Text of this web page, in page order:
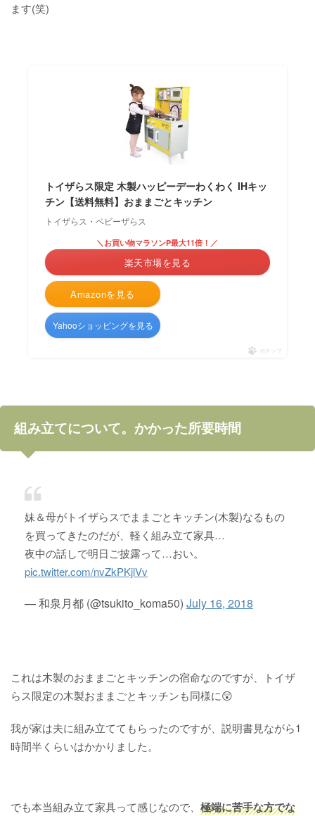
ます(笑)
トイザらス限定 木製ハッピーデーわくわく IHキッ
チン【送料無料】おままごとキッチン
トイザらス・ベビーザらス
Amazonを見る
＼お買い物マラソンP最大11倍！／
楽天市場を見る
Yahooショッピングを見る
ポチップ
組み立てについて。かかった所要時間
妹＆母がトイザらスでままごとキッチン(木製)なるもの
を買ってきたのだが、軽く組み立て家具…
夜中の話しで明日ご披露って…おい。
pic.twitter.com/nvZkPKjlVv
— 和泉月都 (@tsukito_koma50) July 16, 2018
これは木製のおままごとキッチンの宿命なのですが、トイザ
らス限定の木製おままごとキッチンも同様に😲
我が家は夫に組み立ててもらったのですが、説明書見ながら1
時間半くらいはかかりました。
でも本当組み立て家具って感じなので、 極端に苦手な方でな